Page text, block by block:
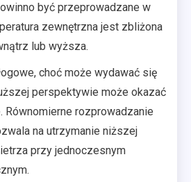
być przeprowadzane w
zewnętrzna jest zbliżona
lub wyższa.
choć może wydawać się
perspektywie może okazać
Równomierne rozprowadzanie
na utrzymanie niższej
przy jednoczesnym